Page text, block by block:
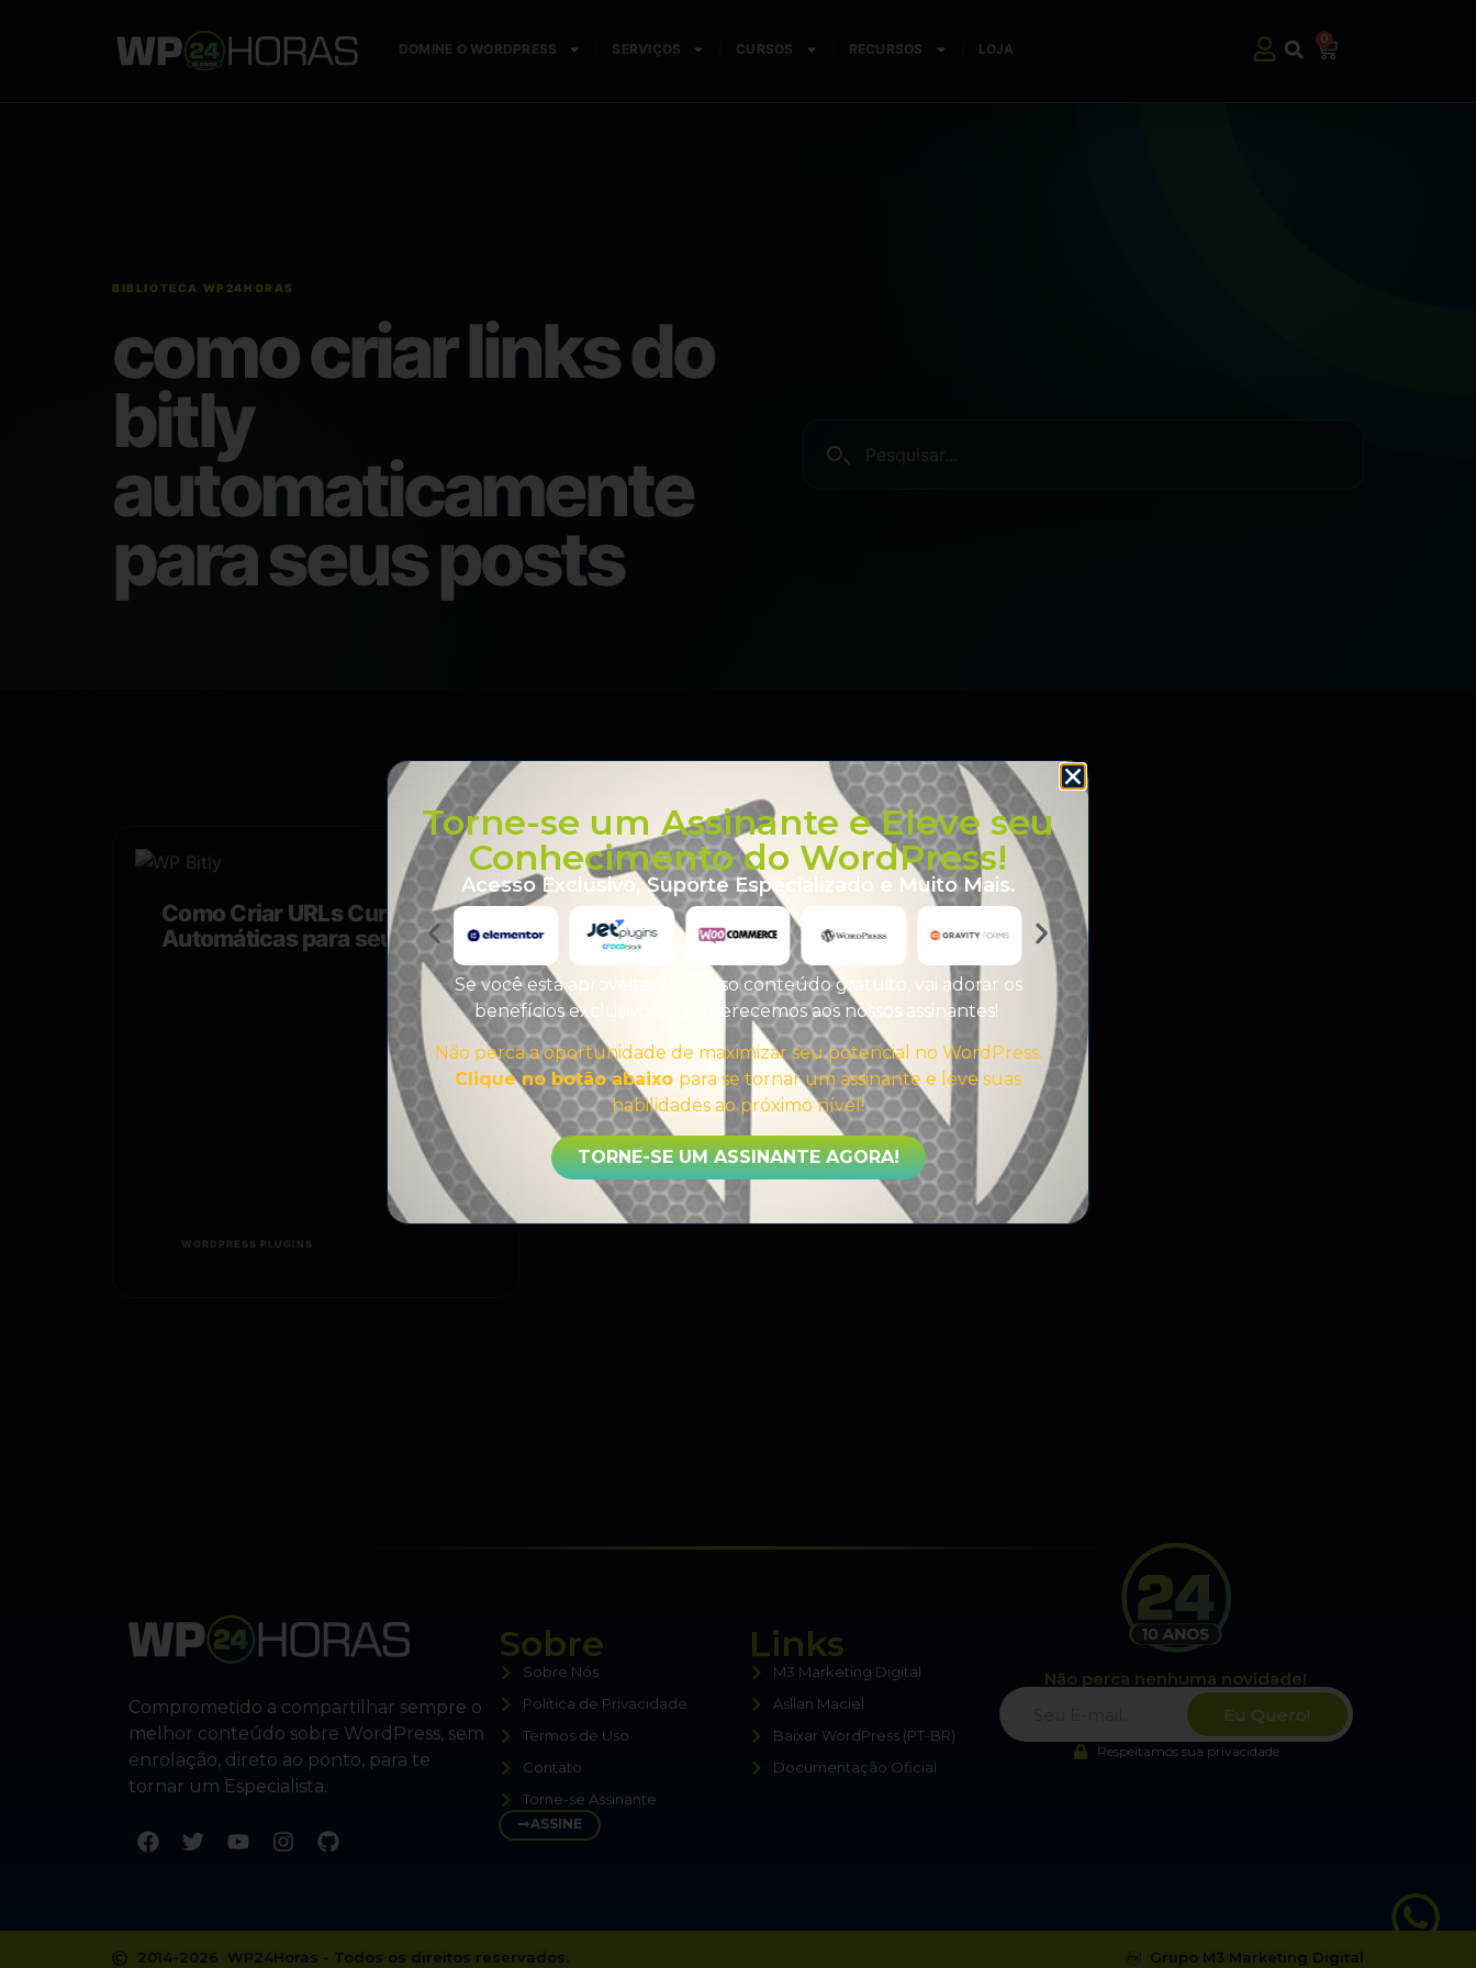
DOMINE O WORDPRESS SERVIÇOS CURSOS RECURSOS LOJA
0
como criar links do
bitly
automaticamente
para seus posts
Como Criar URLs Curtas
Automáticas para seus
WORDPRESS PLUGINS
Comprometido a compartilhar sempre o
melhor conteúdo sobre WordPress, sem
enrolação, direto ao ponto, para te
tornar um Especialista.
Sobre
Sobre Nós
Política de Privacidade
Termos de Uso
Contato
Torne-se Assinante
ASSINE
Links
M3 Marketing Digital
Asllan Maciel
Baixar WordPress (PT-BR)
Documentação Oficial
Não perca nenhuma novidade!
Eu Quero!
Respeitamos sua privacidade
2014-2026 WP24Horas - Todos os direitos reservados. Grupo M3 Marketing Digital
Torne-se um Assinante e Eleve seu
Conhecimento do WordPress!
Acesso Exclusivo, Suporte Especializado e Muito Mais.
Se você está aproveitando nosso conteúdo gratuito, vai adorar os
benefícios exclusivos que oferecemos aos nossos assinantes!
Não perca a oportunidade de maximizar seu potencial no WordPress.
Clique no botão abaixo para se tornar um assinante e leve suas
habilidades ao próximo nível!
TORNE-SE UM ASSINANTE AGORA!